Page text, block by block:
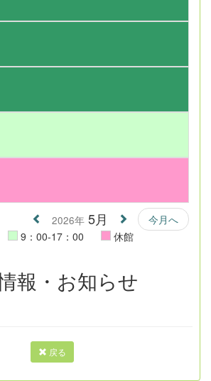
2026年 5月
今月へ
9：00-17：00 休館
報・お知らせ
戻る